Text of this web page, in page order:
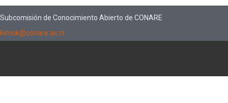
Subcomisión de Conocimiento Abierto de CONARE
kimuk@conare.ac.cr